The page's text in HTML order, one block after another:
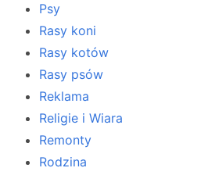
Psy
Rasy koni
Rasy kotów
Rasy psów
Reklama
Religie i Wiara
Remonty
Rodzina